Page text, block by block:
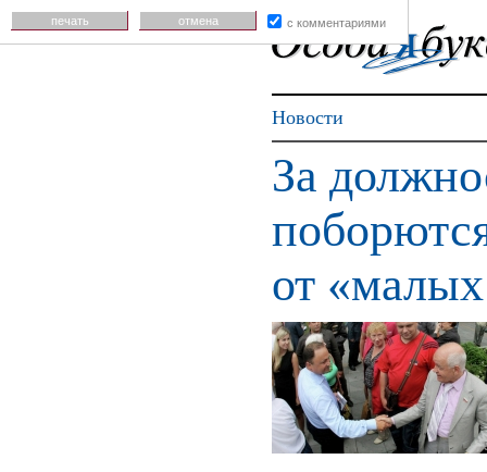
Новости
За
от
печать отмена с комментариями